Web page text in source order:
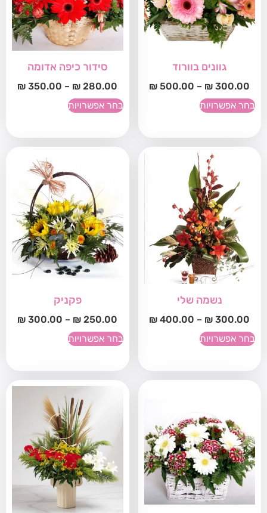
גוונים בוורוד
₪ 300.00
–
₪ 500.00
בחר אפשרויות
סידור כיפה אדומה
₪ 280.00
–
₪ 350.00
בחר אפשרויות
נשמה שלי
₪ 300.00
–
₪ 400.00
בחר אפשרויות
פקניק
₪ 250.00
–
₪ 300.00
בחר אפשרויות